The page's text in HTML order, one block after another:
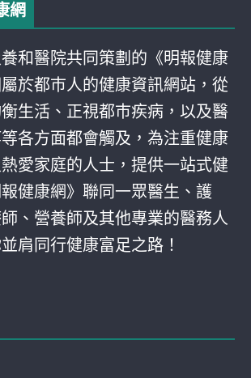
網
和醫院共同策劃的《明報健康
於都巿人的健康資訊網站，從
生活、正視都巿疾病，以及醫
各方面都會觸及，為注重健康
愛家庭的人士，提供一站式健
健康網》聯同一眾醫生、護
、營養師及其他專業的醫務人
肩同行健康富足之路！